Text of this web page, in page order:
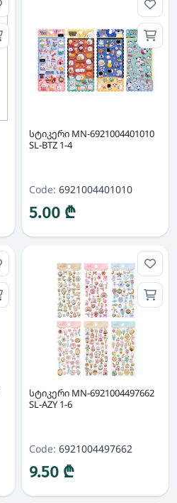
სტიკერი MN-6921004401010
SL-BTZ 1-4
Code: 6921004401010
5.00 ₾
სტიკერი MN-6921004497662
SL-AZY 1-6
Code: 6921004497662
9.50 ₾